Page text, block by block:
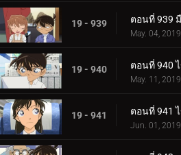
19 - 939
May. 04, 2019
19 - 940
May. 11, 2019
19 - 941
Jun. 01, 2019